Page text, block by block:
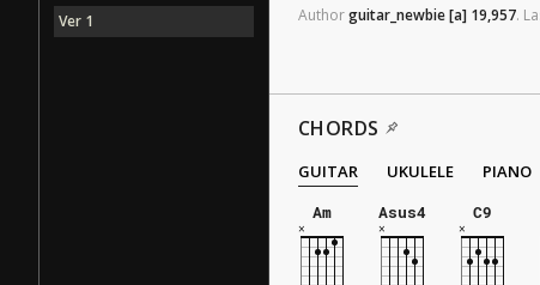
Authorguitar_newbie[a] 19,957.
CHORDS
GUITAR UKULELE
PIANO
Am
Asus4 C9
Ver 1